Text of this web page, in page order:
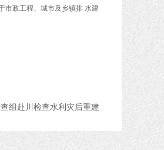
市政工程、城市及乡镇排 水建
组赴川检查水利灾后重建